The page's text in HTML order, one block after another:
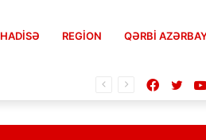
HADISƏ REGION QƏRBİ